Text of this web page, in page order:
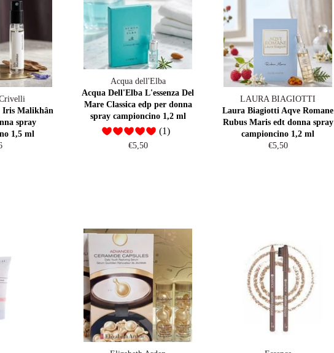
Iris Malikhân
spray
1,5 ml
Acqua dell'Elba
Acqua Dell'Elba L'essenza Del
Mare Classica edp per donna
spray campioncino 1,2 ml
(1)
Regular
€5,50
LAURA BIAGIOTTI
Laura Biagiotti Aqve Romane
Rubus Maris edt donna spray
campioncino 1,2 ml
Regular
€5,50